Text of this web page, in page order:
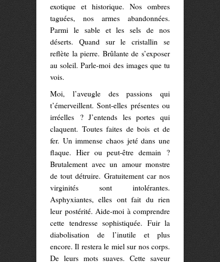
exotique et historique. Nos ombres
taguées, nos armes abandonnées.
Parmi le sable et les sels de nos
déserts. Quand sur le cristallin se
reflète la pierre. Brûlante de s’exposer
au soleil. Parle-moi des images que tu
vois.
Moi, l’aveugle des passions qui
t’émerveillent. Sont-elles présentes ou
irréelles ? J’entends les portes qui
claquent. Toutes faites de bois et de
fer. Un immense chaos jeté dans une
flaque. Hier ou peut-être demain ?
Brutalement avec un amour monstre
de tout détruire. Gratuitement car nos
virginités sont intolérantes.
Asphyxiantes, elles ont fait du rien
leur postérité. Aide-moi à comprendre
cette tendresse sophistiquée. Fuir la
diabolisation de l’inutile et plus
encore. Il restera le miel sur nos corps.
De leurs mots suaves. Cette saveur